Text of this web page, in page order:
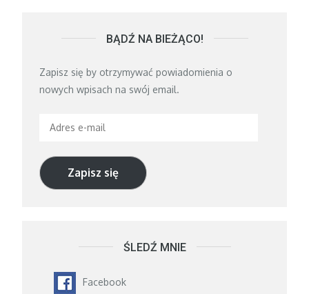
BĄDŹ NA BIEŻĄCO!
Zapisz się by otrzymywać powiadomienia o
nowych wpisach na swój email.
Adres
mail
Zapisz się
ŚLEDŹ MNIE
Facebook